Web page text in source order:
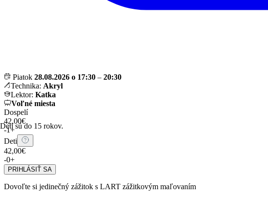
Piatok 28.08.2026 o 17:30 – 20:30
Technika: Akryl
Lektor: Katka
Voľné miesta
Dospelí
42,00€
-1+
Deti
Deti sú do 15 rokov.
42,00€
-0+
PRIHLÁSIŤ SA
Dovoľte si jedinečný zážitok s LART zážitkovým maľovaním